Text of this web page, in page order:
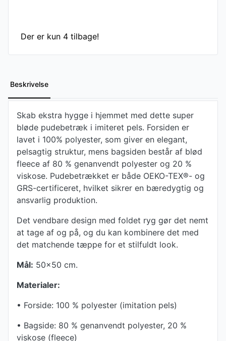
Der er kun 4 tilbage!
Beskrivelse
Skab ekstra hygge i hjemmet med dette super
bløde pudebetræk i imiteret pels. Forsiden er
lavet i 100% polyester, som giver en elegant,
pelsagtig struktur, mens bagsiden består af blød
fleece af 80 % genanvendt polyester og 20 %
viskose. Pudebetrækket er både OEKO-TEX®- og
GRS-certificeret, hvilket sikrer en bæredygtig og
ansvarlig produktion.
Det vendbare design med foldet ryg gør det nemt
at tage af og på, og du kan kombinere det med
det matchende tæppe for et stilfuldt look.
Mål: 50x50 cm.
Materialer:
• Forside: 100 % polyester (imitation pels)
• Bagside: 80 % genanvendt polyester, 20 %
viskose (fleece)